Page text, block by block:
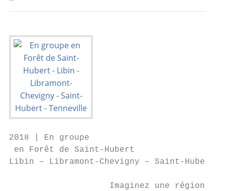
2018 | En groupe
en Forêt de Saint-Hubert
Libin – Libramont-Chevigny – Saint-
Imaginez une région